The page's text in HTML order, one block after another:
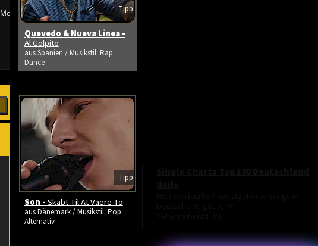
Mehr neue Vids ansehen
Tipp
Quevedo & Nueva Linea -
Al Golpito
aus Spanien / Musikstil: Rap
Dance
Tipp
Son -Skabt Til At Vaere To
aus Dänemark / Musikstil: Pop
Alternativ